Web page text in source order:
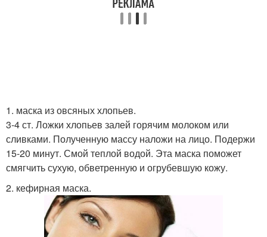
1. маска из овсяных хлопьев.
3-4 ст. Ложки хлопьев залей горячим молоком или
сливками. Полученную массу наложи на лицо. Подержи
15-20 минут. Смой теплой водой. Эта маска поможет
смягчить сухую, обветренную и огрубевшую кожу.
2. кефирная маска.